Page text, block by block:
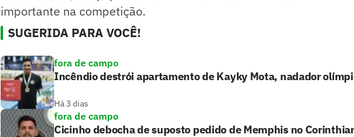
importante na competição.
SUGERIDA PARA VOCÊ!
fora de campo
Incêndio destrói apartamento de Kayky Mota, nadador
Há 3 dias
fora de campo
Cicinho debocha de suposto pedido de Memphis no